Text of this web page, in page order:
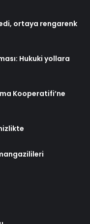
ortaya rengarenk
Hukuki yollara
Kooperatifi’ne